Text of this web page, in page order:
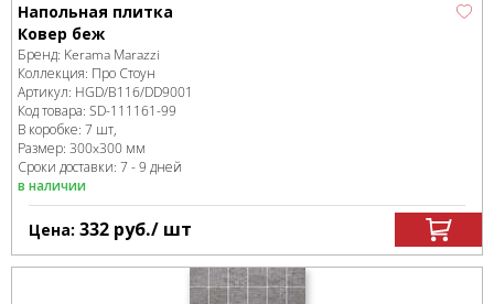
Напольная плитка
Ковер беж
Бренд: Kerama Marazzi
Коллекция: Про Стоун
Артикул: HGD/B116/DD9001
Код товара: SD-111161-99
В коробке: 7 шт,
Размер: 300x300 мм
Сроки доставки: 7 - 9 дней
в наличии
Цена: 332 руб./ шт